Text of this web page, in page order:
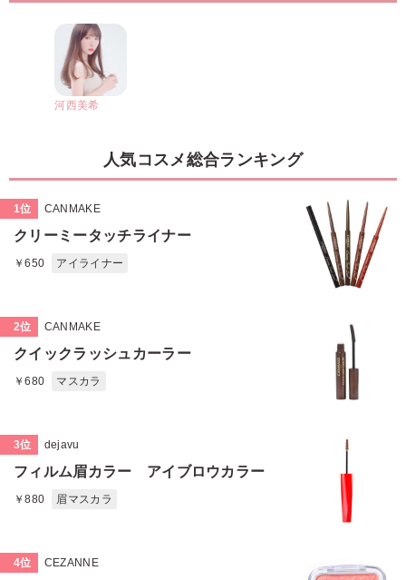
河西美希
人気コスメ総合ランキング
1位 CANMAKE
クリーミータッチライナー
￥650 アイライナー
2位 CANMAKE
クイックラッシュカーラー
￥680 マスカラ
3位 dejavu
フィルム眉カラー アイブロウカラー
￥880 眉マスカラ
4位 CEZANNE